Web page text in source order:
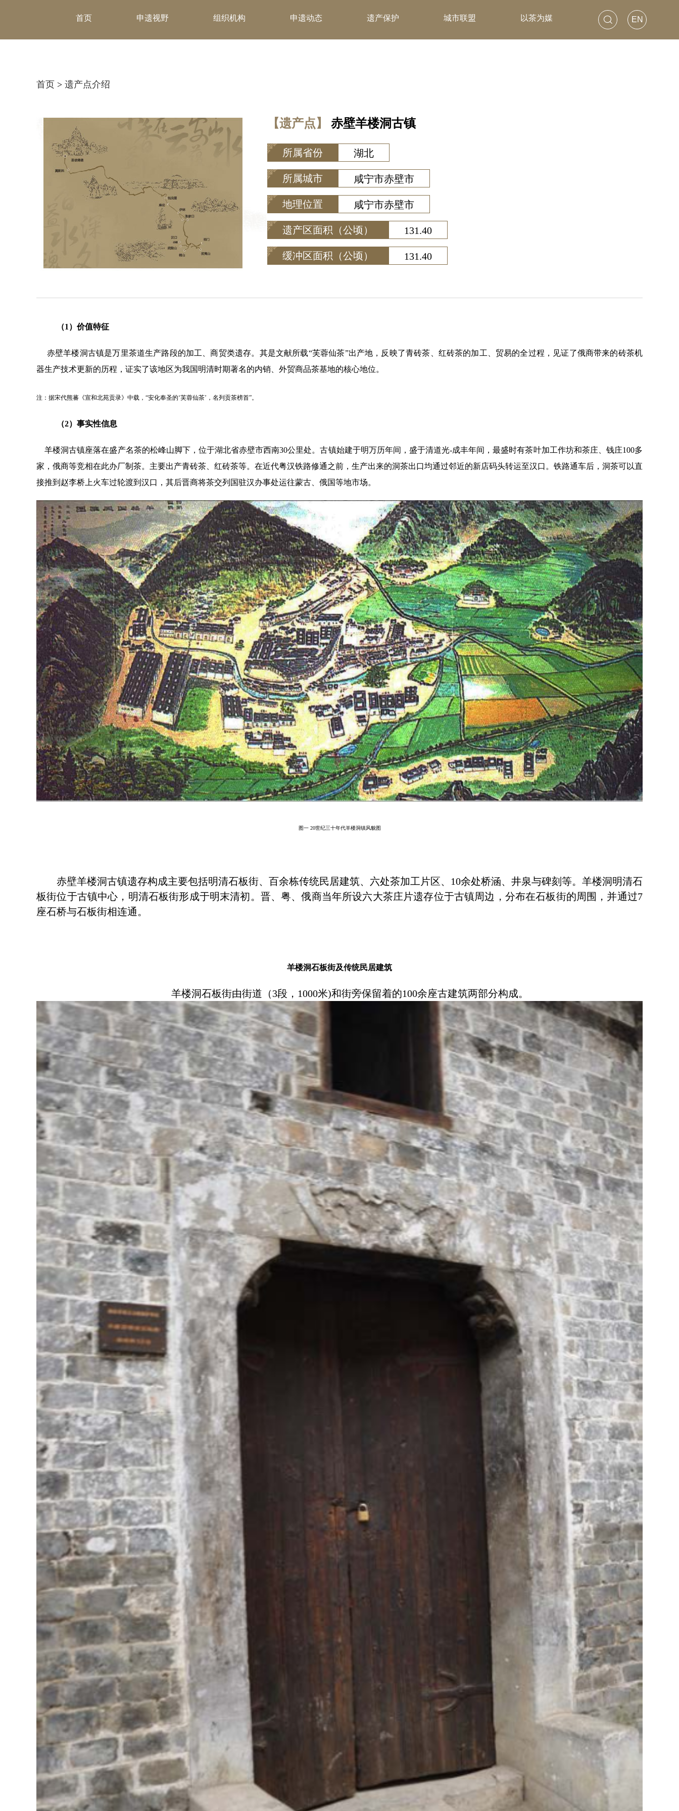
首页 申遗视野 组织机构 申遗动态 遗产保护 城市联盟 以茶为媒 EN
首页 > 遗产点介绍
【遗产点】 赤壁羊楼洞古镇
所属省份 湖北
所属城市 咸宁市赤壁市
地理位置 咸宁市赤壁市
遗产区面积（公顷） 131.40
缓冲区面积（公顷） 131.40
（1）价值特征
赤壁羊楼洞古镇是万里茶道生产路段的加工、商贸类遗存。其是文献所载“芙蓉仙茶”出产地，反映了青砖茶、红砖茶的加工、贸易的全过程，见证了俄商带来的砖茶机
器生产技术更新的历程，证实了该地区为我国明清时期著名的内销、外贸商品茶基地的核心地位。
注： 据宋代熊蕃《宣和北苑贡录》中载， “安化奉圣的‘芙蓉仙茶’，名列贡茶榜首”。
（2）事实性信息
羊楼洞古镇座落在盛产名茶的松峰山脚下，位于湖北省赤壁市西南30公里处。古镇始建于明万历年间，盛于清道光-成丰年间，最盛时有茶叶加工作坊和茶庄、钱庄100多
家，俄商等竞相在此办厂制茶。主要出产青砖茶、红砖茶等。在近代粤汉铁路修通之前，生产出来的洞茶出口均通过邻近的新店码头转运至汉口。铁路通车后，洞茶可以直
接推到赵李桥上火车过轮渡到汉口，其后晋商将茶交列国驻汉办事处运往蒙古、俄国等地市场。
图一20世纪三十年代羊楼洞镇风貌图
赤壁羊楼洞古镇遗存构成主要包括明清石板街、百余栋传统民居建筑、六处茶加工片区、10余处桥涵、井泉与碑刻等。羊楼洞明清石
板街位于古镇中心，明清石板街形成于明末清初。晋、粤、俄商当年所设六大茶庄片遗存位于古镇周边，分布在石板街的周围，并通过7
座石桥与石板街相连通。
羊楼洞石板街及传统民居建筑
羊楼洞石板街由街道（3段，1000米)和街旁保留着的100余座古建筑两部分构成。